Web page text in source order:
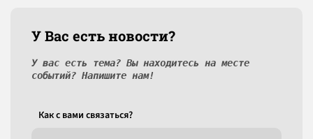
У Вас есть новости?
У вас есть тема? Вы находитесь на месте
событий? Напишите нам!
Как c вами связаться?